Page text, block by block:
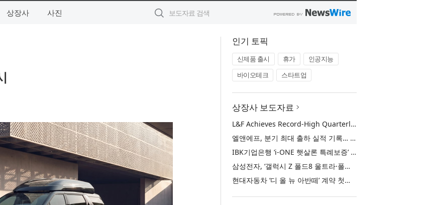
상장사 사진
인기 토픽
신제품 출시 휴가
인공지능
바이오테크
스타트업
상장사 보도자료
L&F Achieves Record-High Quarterly Shipments, Begins LFP Supply for North American ESS in Q3 Advancing its Two-Track NCM and LFP Growth Strategy
엘앤에프, 분기 최대 출하 실적 기록… 3분기 북미 ESS향 LFP 공급 착수 NCM+LFP ‘2-Track’ 성장 전략 실현
IBK기업은행 ‘i-ONE 햇살론 특례보증’ 출시
삼성전자, ‘갤럭시 Z 폴드8 울트라·폴드8·플립8’과 ‘갤럭시 워치 울트라2·워치9’ 국내 공식 출시
현대자동차 ‘디 올 뉴 아반떼’ 계약 첫날 1만 대 돌파